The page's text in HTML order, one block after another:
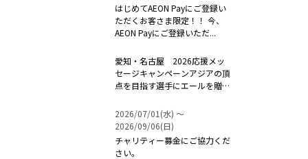
はじめてAEON Payにご登録い
ただくお客さま限定！！ 今、
AEON Payにご登録いただ...
愛知・名古屋 2026応援メッ
セージキャンペーンアジアの頂
点を目指す選手にエールを贈ろ
2026/07/01(水) 〜
2026/09/06(日)
チャリティー募金にご協力くだ
さい。